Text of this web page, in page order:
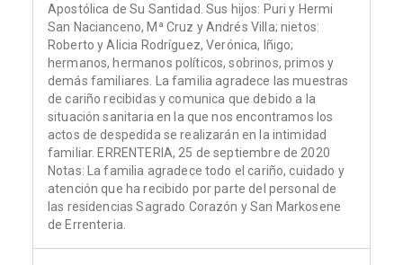
Apostólica de Su Santidad. Sus hijos: Puri y Hermi
San Nacianceno, Mª Cruz y Andrés Villa; nietos:
Roberto y Alicia Rodríguez, Verónica, Iñigo;
hermanos, hermanos políticos, sobrinos, primos y
demás familiares. La familia agradece las muestras
de cariño recibidas y comunica que debido a la
situación sanitaria en la que nos encontramos los
actos de despedida se realizarán en la intimidad
familiar. ERRENTERIA, 25 de septiembre de 2020
Notas: La familia agradece todo el cariño, cuidado y
atención que ha recibido por parte del personal de
las residencias Sagrado Corazón y San Markosene
de Errenteria.